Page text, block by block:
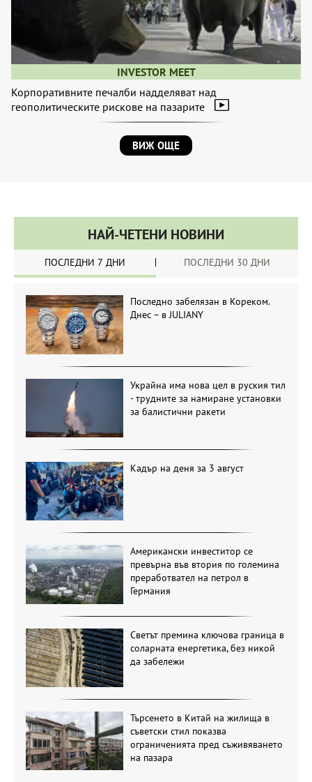
INVESTOR MEET
Корпоративните печалби надделяват над
геополитическите рискове на пазарите
ВИЖ ОЩЕ
НАЙ-ЧЕТЕНИ НОВИНИ
ПОСЛЕДНИ 7 ДНИ ПОСЛЕДНИ 30 ДНИ
Последно забелязан в Кореком.
Днес – в JULIANY
Украйна има нова цел в руския тил
- трудните за намиране установки
за балистични ракети
Кадър на деня за 3 август
Американски инвеститор се
превърна във втория по големина
преработвател на петрол в
Германия
Светът премина ключова граница в
соларната енергетика, без никой
да забележи
Търсенето в Китай на жилища в
съветски стил показва
ограниченията пред съживяването
на пазара